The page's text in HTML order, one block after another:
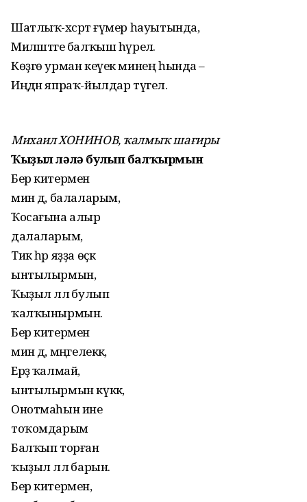
Шатлыҡ-хәсрәт ғүмер һауытында,
Миләштәге балҡыш һүрелә.
Көҙгө урман кеүек минең һында –
Иңдән япраҡ-йылдар түгелә.
Михаил ХОНИНОВ, ҡалмыҡ шағиры
Ҡыҙыл ләлә булып балҡырмын
Бер китермен
мин дә, балаларым,
Ҡосағына алыр
далаларым,
Тик һәр яҙҙа өҫкә
ынтылырмын,
Ҡыҙыл ләлә булып
ҡалҡынырмын.
Бер китермен
мин дә, мәңгелеккә,
Ерҙә ҡалмай,
ынтылырмын күккә,
Онотмаһын ине
тоҡомдарым
Балҡып торған
ҡыҙыл ләлә барын.
Бер китермен,